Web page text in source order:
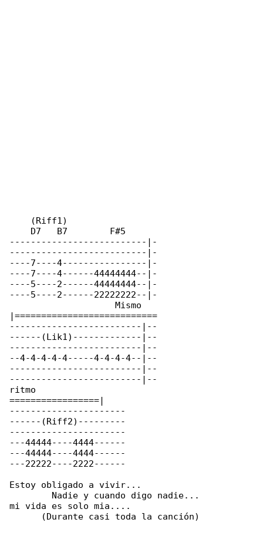
    (Riff1)
    D7   B7        F#5
--------------------------|-
--------------------------|-
----7----4----------------|-
----7----4------44444444--|-
----5----2------44444444--|-
----5----2------22222222--|-
                    Mismo
|===========================
-------------------------|--
------(Lik1)-------------|--
-------------------------|--
--4-4-4-4-4-----4-4-4-4--|--
-------------------------|--
-------------------------|--
ritmo
=================|
----------------------
------(Riff2)---------
----------------------
---44444----4444------
---44444----4444------
---22222----2222------
Estoy obligado a vivir...
        Nadie y cuando digo nadie...
mi vida es solo mia....
      (Durante casi toda la canción)